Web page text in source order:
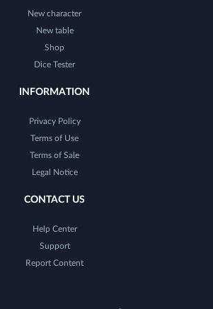
New character
New table
Shop
Dice Tester
INFORMATION
Privacy Policy
Terms of Use
Terms of Sale
Legal Notice
CONTACT US
Help Center
Support
Report Content